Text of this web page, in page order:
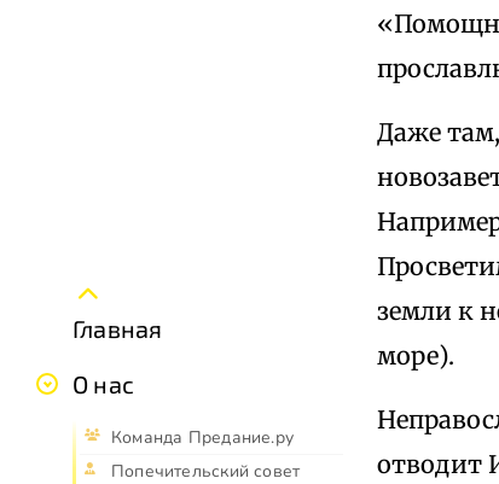
Главная
О нас
Команда Предание.ру
Попечительский совет
Даже
земли к
море).
отводит